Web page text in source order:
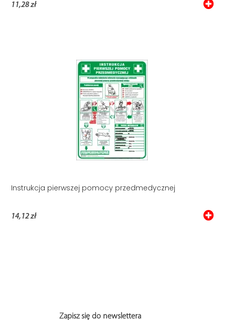
11,28 zł
Instrukcja pierwszej pomocy przedmedycznej
14,12 zł
Zapisz się do newslettera